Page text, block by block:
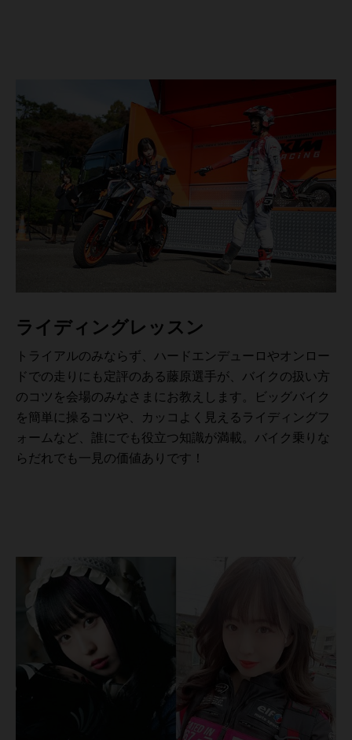
ライディングレッスン
トライアルのみならず、ハードエンデューロやオンロー
ドでの走りにも定評のある藤原選手が、バイクの扱い方
のコツを会場のみなさまにお教えします。ビッグバイク
を簡単に操るコツや、カッコよく見えるライディングフ
ォームなど、誰にでも役立つ知識が満載。バイク乗りな
らだれでも一見の価値ありです！